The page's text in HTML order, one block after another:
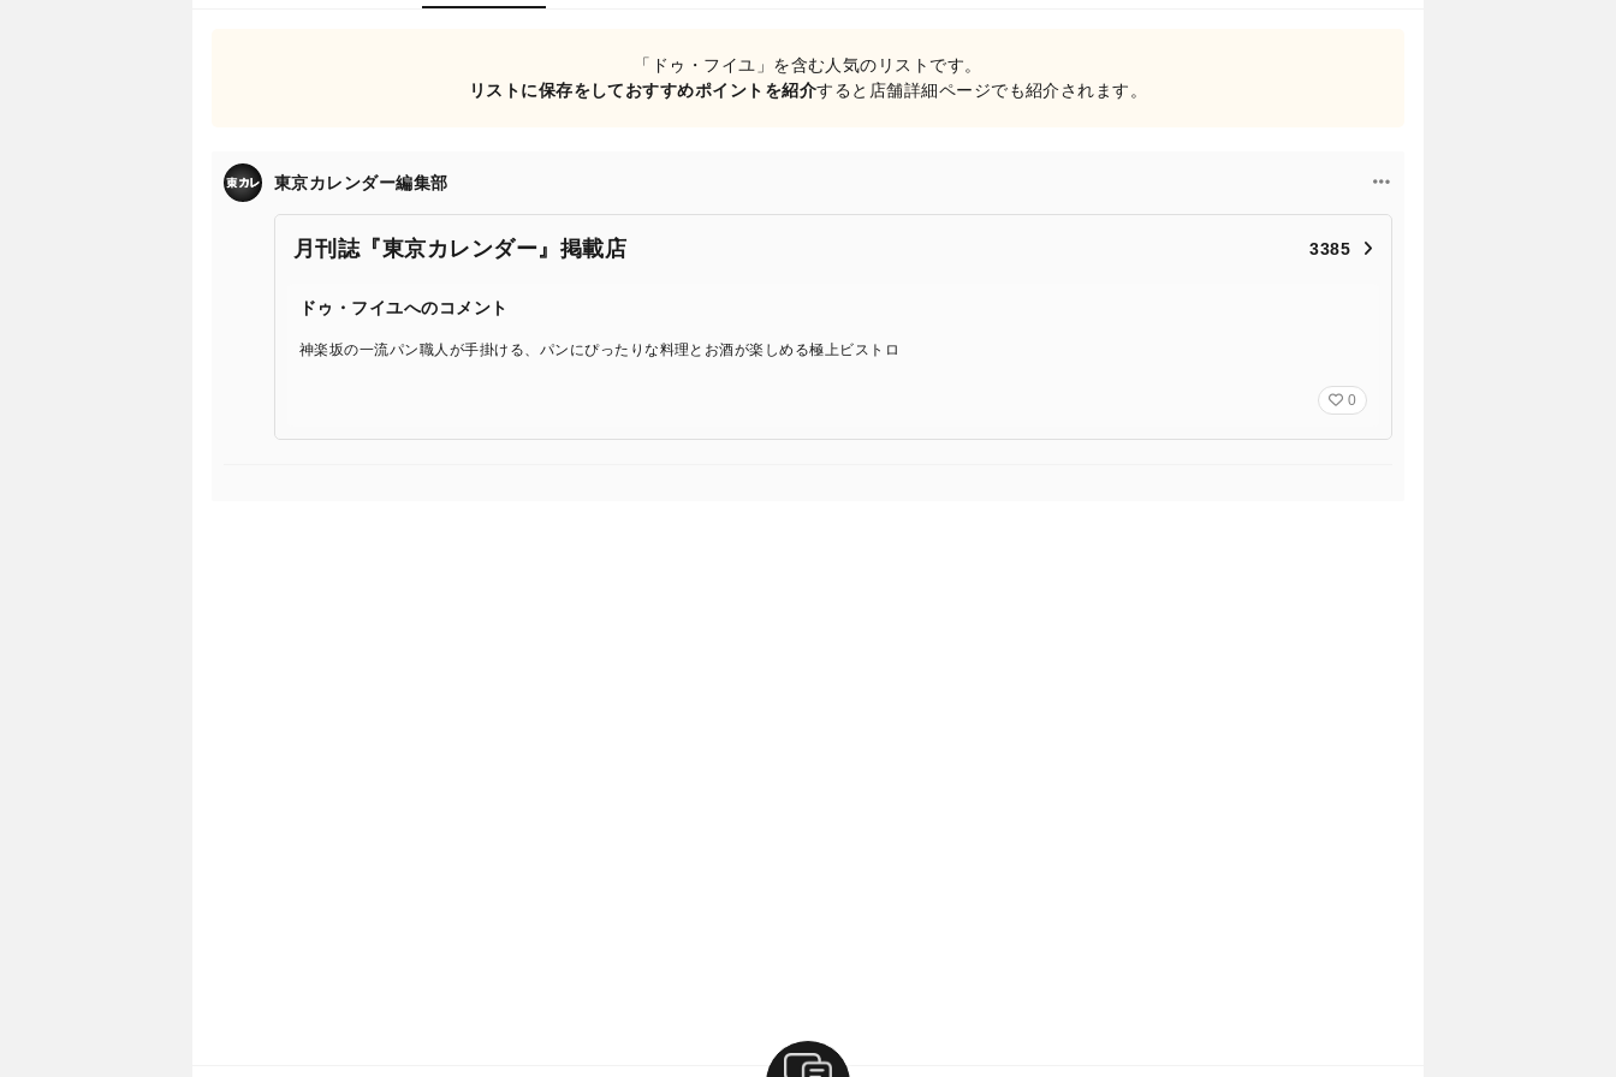
「ドゥ・フイユ」を含む人気のリストです。
リストに保存をしておすすめポイントを紹介すると店舗詳細ページでも紹介されます。
東京カレンダー編集部
月刊誌『東京カレンダー』掲載店 3385
ドゥ・フイユへのコメント
神楽坂の一流パン職人が手掛ける、パンにぴったりな料理とお酒が楽しめる極上ビストロ
0